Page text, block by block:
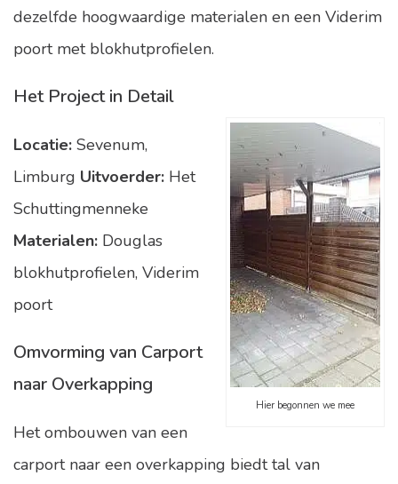
dezelfde hoogwaardige materialen en een Viderim
poort met blokhutprofielen.
Het Project in Detail
Hier begonnen we mee
Locatie: Sevenum,
Limburg Uitvoerder: Het
Schuttingmenneke
Materialen: Douglas
blokhutprofielen, Viderim
poort
Omvorming van Carport
naar Overkapping
Het ombouwen van een
carport naar een overkapping biedt tal van